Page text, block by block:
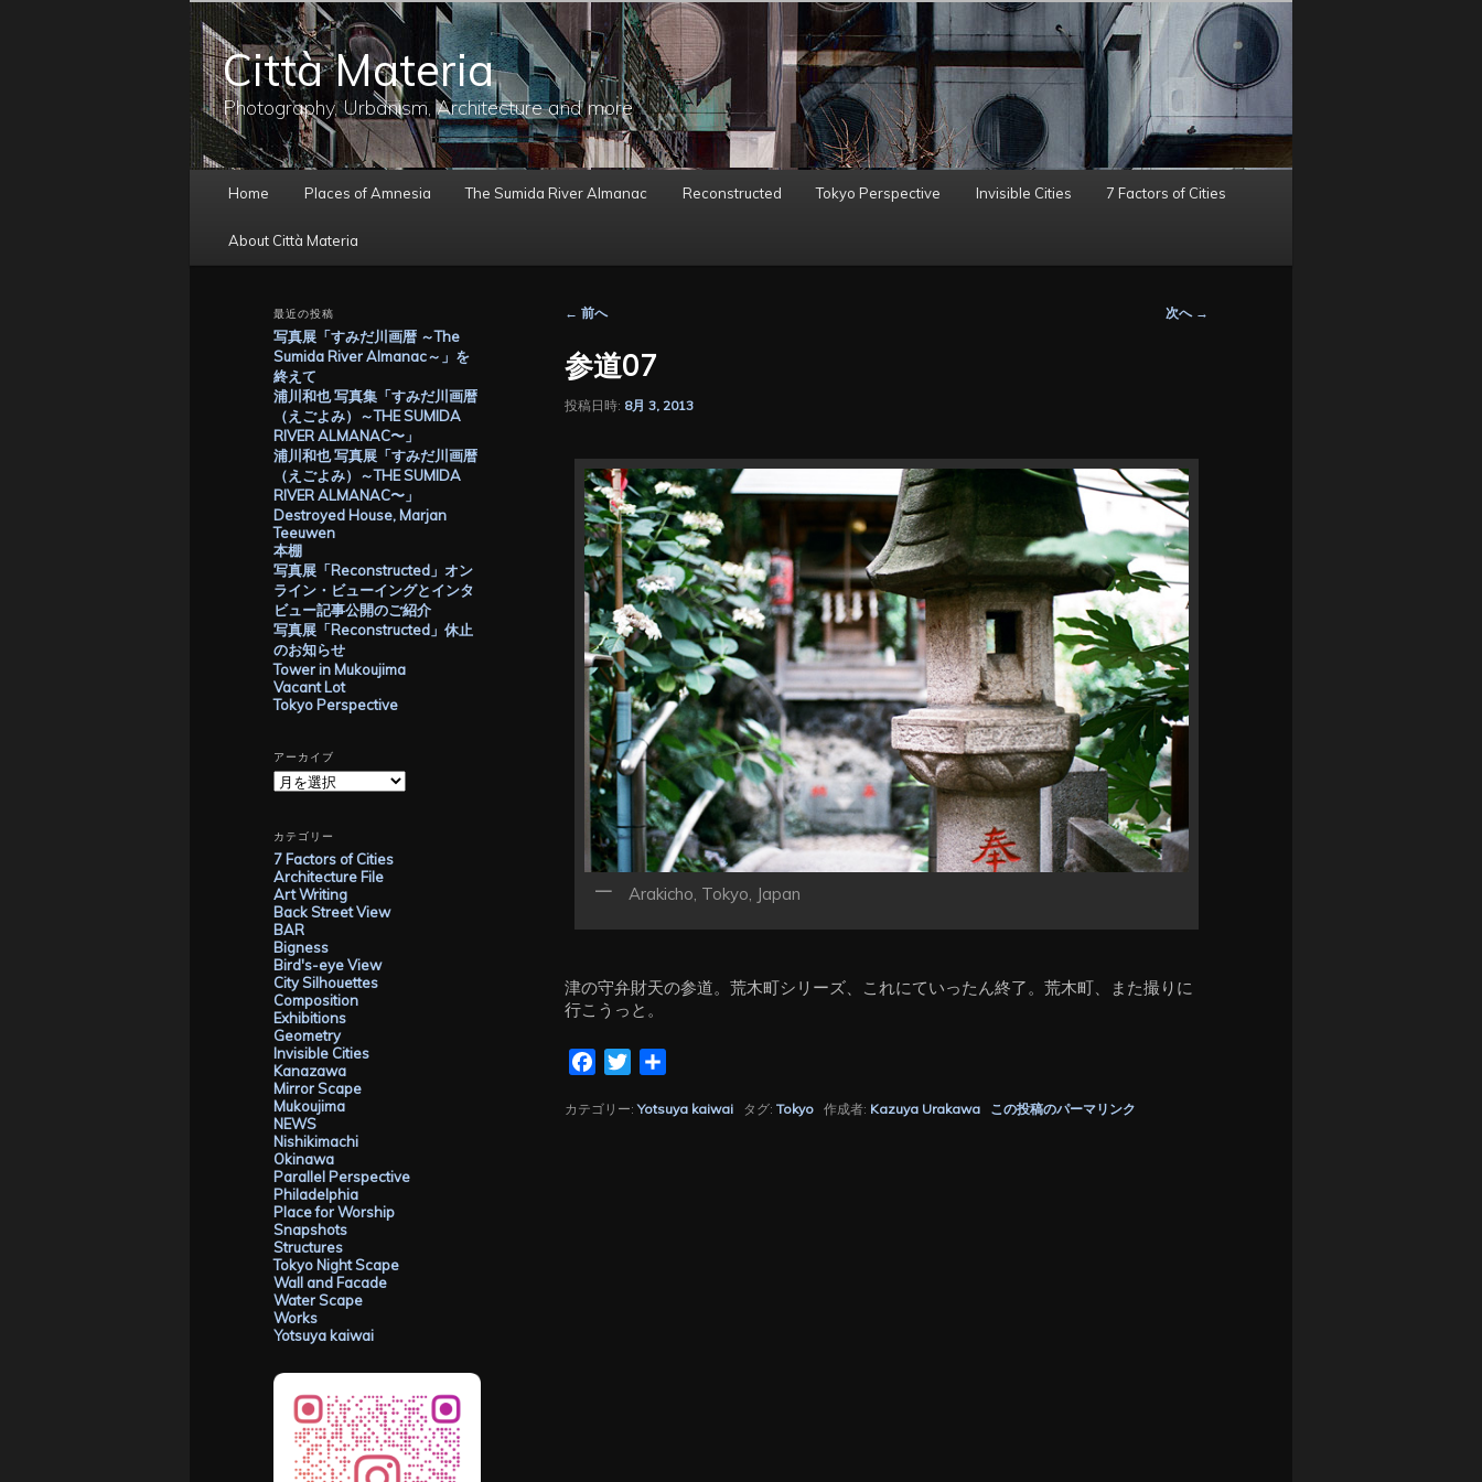
Città Materia
Photography, Urbanism, Architecture and more
ニ
Home Places of Amnesia The Sumida River Almanac Reconstructed Tokyo Perspective Invisible Cities 7 Factors of Cities
About Città Materia
投
ナ
ビ
ゲ
← 前へ 次へ →
参道07
投稿日時: 8月 3, 2013
Arakicho, Tokyo, Japan
津の守弁財天の参道。荒木町シリーズ、これにていったん終了。荒木町、また撮りに
行こうっと。
FacebookTwitter
カテゴリー:Yotsuya kaiwai タグ: Tokyo 作成者: Kazuya Urakawa この投稿のパーマリンク
最近の投稿
写真展「すみだ川画暦 ～The
Sumida River Almanac～」を
終えて
浦川和也 写真集「すみだ川画暦
（えごよみ）～THE SUMIDA
RIVER ALMANAC〜」
浦川和也 写真展「すみだ川画暦
（えごよみ）～THE SUMIDA
RIVER ALMANAC〜」
Destroyed House, Marjan
Teeuwen
本棚
写真展「Reconstructed」オン
ライン・ビューイングとインタ
ビュー記事公開のご紹介
写真展「Reconstructed」休止
のお知らせ
Tower in Mukoujima
Vacant Lot
Tokyo Perspective
アーカイブ
ア
ー
イ
ブ
カテゴリー
7 Factors of Cities
Architecture File
Art Writing
Back Street View
BAR
Bigness
Bird's-eye View
City Silhouettes
Composition
Exhibitions
Geometry
Invisible Cities
Kanazawa
Mirror Scape
Mukoujima
NEWS
Nishikimachi
Okinawa
Parallel Perspective
Philadelphia
Place for Worship
Snapshots
Structures
Tokyo Night Scape
Wall and Facade
Water Scape
Works
Yotsuya kaiwai